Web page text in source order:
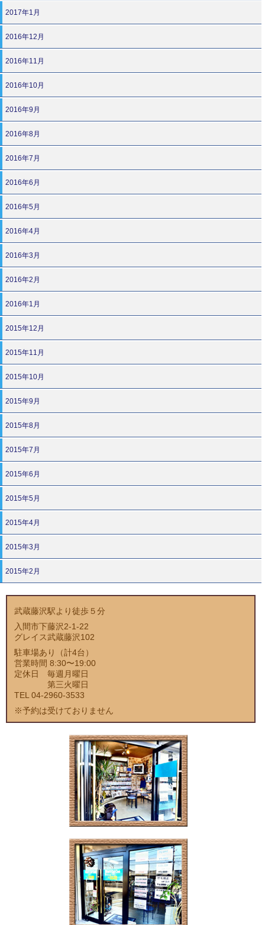
2017年1月
2016年12月
2016年11月
2016年10月
2016年9月
2016年8月
2016年7月
2016年6月
2016年5月
2016年4月
2016年3月
2016年2月
2016年1月
2015年12月
2015年11月
2015年10月
2015年9月
2015年8月
2015年7月
2015年6月
2015年5月
2015年4月
2015年3月
2015年2月
武蔵藤沢駅より徒歩５分
入間市下藤沢2-1-22
グレイス武蔵藤沢102
駐車場あり（計4台）
営業時間 8:30〜19:00
定休日 毎週月曜日
第三火曜日
TEL 04-2960-3533
※予約は受けておりません